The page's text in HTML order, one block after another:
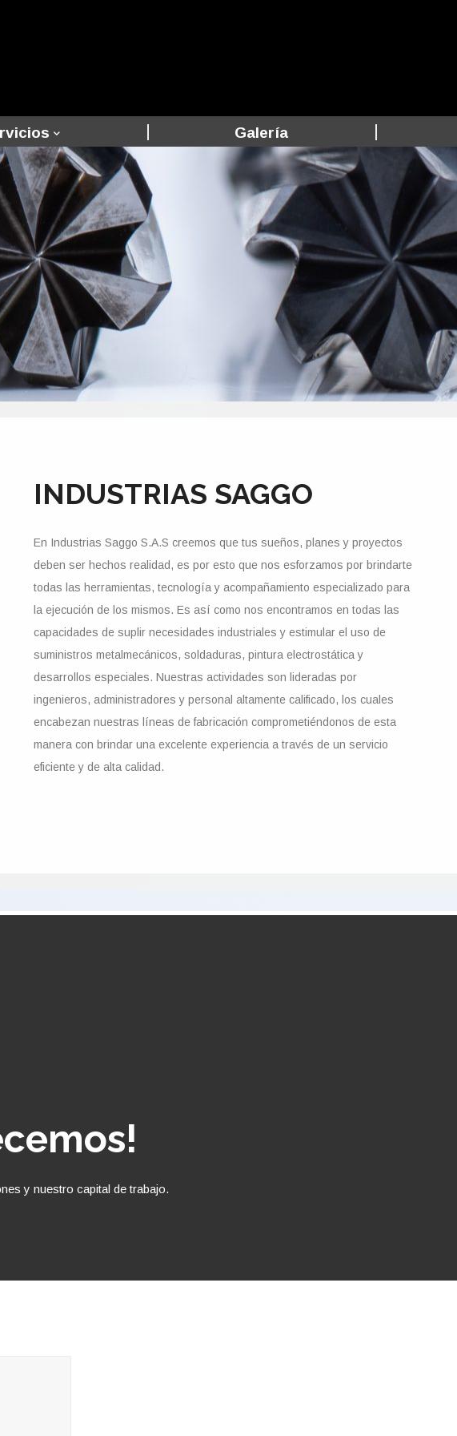
Galería
INDUSTRIAS SAGGO
En Industrias Saggo S.A.S creemos que tus sueños, planes y proyectos
deben ser hechos realidad, es por esto que nos esforzamos por brindarte
todas las herramientas, tecnología y acompañamiento especializado para
la ejecución de los mismos. Es así como nos encontramos en todas las
capacidades de suplir necesidades industriales y estimular el uso de
suministros metalmecánicos, soldaduras, pintura electrostática y
desarrollos especiales. Nuestras actividades son lideradas por
ingenieros, administradores y personal altamente calificado, los cuales
encabezan nuestras líneas de fabricación comprometiéndonos de esta
manera con brindar una excelente experiencia a través de un servicio
eficiente y de alta calidad.
y nuestro capital de trabajo.